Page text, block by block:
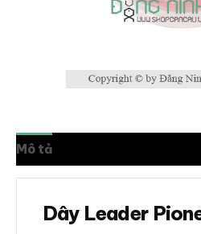
Mô tả
Dây Leader